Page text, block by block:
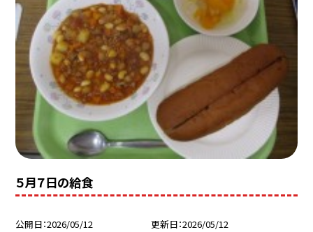
５月７日の給食
公開日 2026/05/12 更新日 2026/05/12